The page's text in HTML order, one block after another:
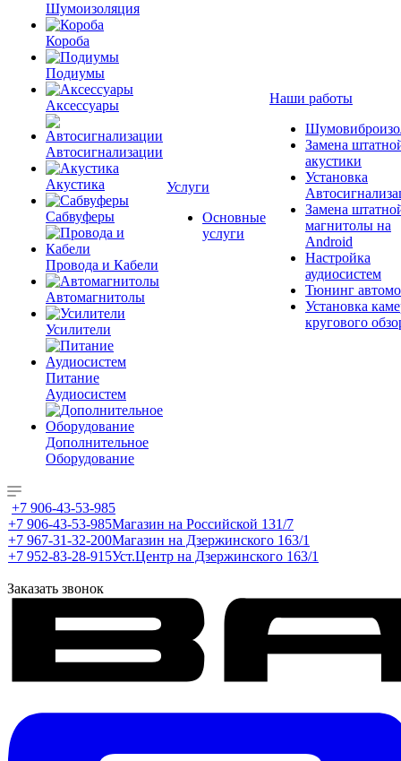
Шумоизоляция
Короба
Подиумы
Аксессуары
Автосигнализации
Акустика
Сабвуферы
Провода и Кабели
Автомагнитолы
Усилители
Питание
Аудиосистем
Дополнительное
Оборудование
Услуги
Основные
услуги
Наши работы
Замена
акустики
Установка
Замена
магнитолы на
Android
Настройка
аудиосистем
Тюнинг
Установка
кругового
+7 906-43-53-985
+7 906-43-53-985Магазин на Российской 131/7
+7 967-31-32-200Магазин на Дзержинского 163/1
+7 952-83-28-915Уст.Центр на Дзержинского 163/1
Заказать звонок